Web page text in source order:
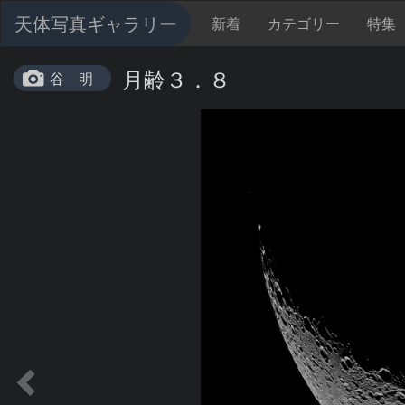
天体写真ギャラリー 新着 カテゴリー 特集
谷 明 月齢３．８